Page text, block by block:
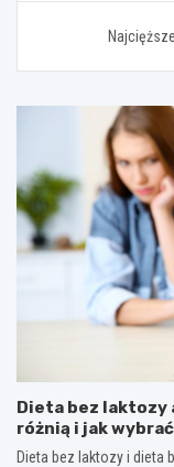
Dieta bez laktozy
różnią i jak
Dieta bez laktozy i dieta